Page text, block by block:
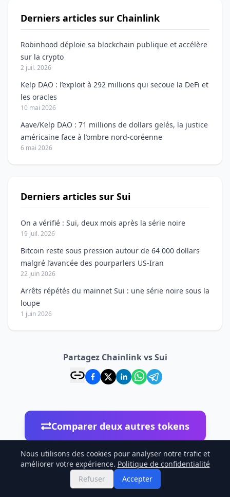
Derniers articles sur Chainlink
Robinhood déploie sa blockchain publique et accélère
sur la crypto
2 juil. 2026
Kelp DAO : l’exploit à 292 millions qui secoue la DeFi et
les oracles
10 mai 2026
Aave/Kelp DAO : 71 millions de dollars gelés, la justice
américaine face à l’ombre nord-coréenne
6 mai 2026
Derniers articles sur Sui
On a vérifié : Sui, deux mois après la série noire
19 juil. 2026
Bitcoin reste sous pression autour de 64 000 dollars
malgré l’avancée des pourparlers US-Iran
22 juin 2026
Arrêts répétés du mainnet Sui : une série noire sous la
loupe
1 juin 2026
Partagez Chainlink vs Sui
Comparer deux autres tokens
Nous utilisons des cookies pour analyser notre trafic et
améliorer votre expérience. Politique de confidentialité
Refuser
Accepter